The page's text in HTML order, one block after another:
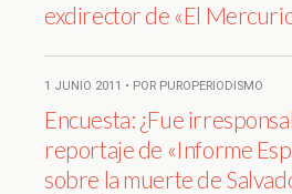
exdirector de «El
1 JUNIO 2011 • POR PUROPERIODISMO
Encuesta: ¿Fue
reportaje de «Informe
sobre la muerte de